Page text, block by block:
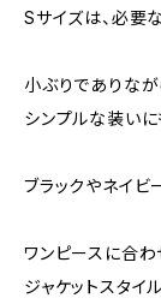
Sサイズは、必要
小ぶりでありなが
シンプルな装いに
ブラックやネイビ
ワンピースに合わ
ジャケットスタイ